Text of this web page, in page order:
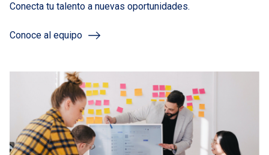
Conecta tu talento a nuevas oportunidades.
Conoce al equipo